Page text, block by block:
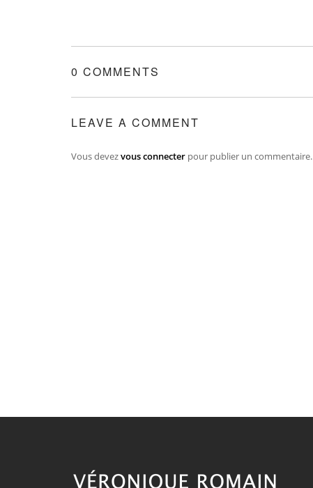
0 COMMENTS
LEAVE A COMMENT
Vous devezvous connecter pour publier un commentaire.